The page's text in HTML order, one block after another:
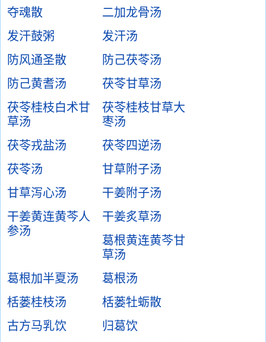
夺魂散
二加龙骨汤
发汗鼓粥
发汗汤
防风通圣散
防己茯苓汤
防己黄耆汤
茯苓甘草汤
茯苓桂枝白术甘
草汤
茯苓桂枝甘草大
枣汤
茯苓戎盐汤
茯苓四逆汤
茯苓汤
甘草附子汤
甘草泻心汤
干姜附子汤
干姜黄连黄芩人
参汤
干姜炙草汤
葛根黄连黄芩甘
草汤
葛根加半夏汤
葛根汤
栝蒌桂枝汤
栝蒌牡蛎散
古方马乳饮
归葛饮